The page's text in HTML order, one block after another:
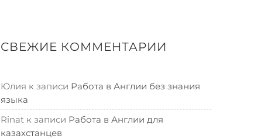
СВЕЖИЕ КОММЕНТАРИИ
Юлия к записи Работа в Англии без знания
языка
Rinat к записи Работа в Англии для
казахстанцев